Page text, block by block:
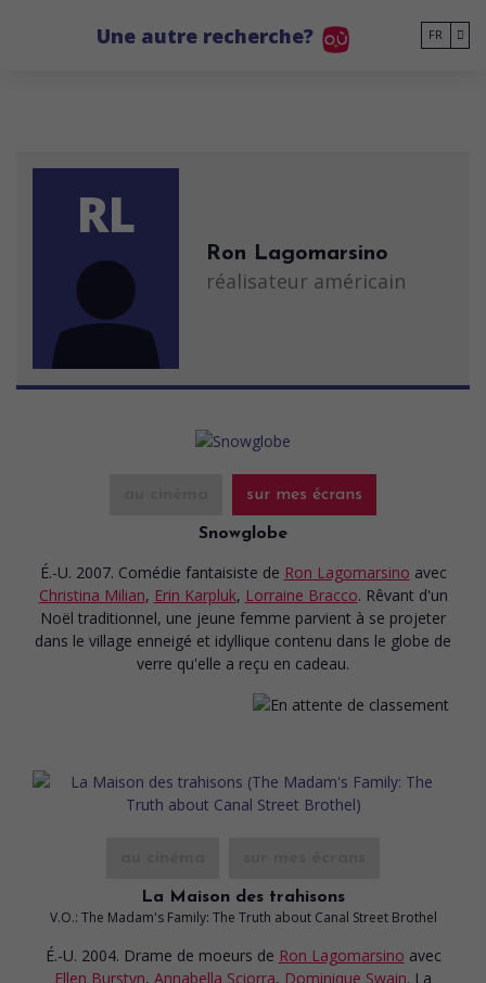
Une autre recherche? FR
RL
Ron Lagomarsino
réalisateur américain
sur mes écrans
Snowglobe
É.-U. 2007. Comédie fantaisiste de Ron Lagomarsino avec
Christina Milian, Erin Karpluk, Lorraine Bracco. Rêvant d'un
Noël traditionnel, une jeune femme parvient à se projeter
dans le village enneigé et idyllique contenu dans le globe de
verre qu'elle a reçu en cadeau.
La Maison des trahisons
V.O.: The Madam's Family: The Truth about Canal Street Brothel
É.-U. 2004. Drame de moeurs de Ron Lagomarsino avec
Ellen Burstyn, Annabella Sciorra, Dominique Swain. La